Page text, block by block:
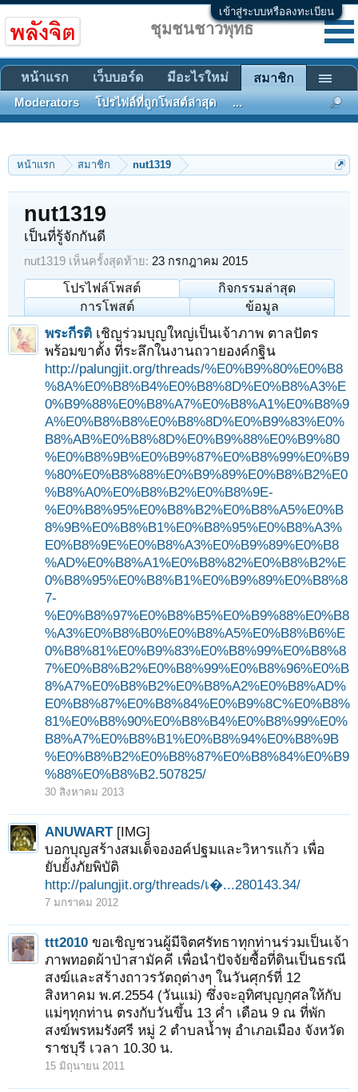
เข้าสู่ระบบหรือลงทะเบียน
หน้าแรก สมาชิก nut1319
nut1319
เป็นที่รู้จักกันดี
nut1319 เห็นครั้งสุดท้าย: 23 กรกฎาคม 2015
โปรไฟล์โพสต์
กิจกรรมล่าสุด
การโพสต์
ข้อมูล
พระกีรติ เชิญร่วมบุญใหญ่เป็นเจ้าภาพ ตาลปัตร
พร้อมขาตั้ง ที่ระลึกในงานถวายองค์กฐิน
http://palungjit.org/threads/%E0%B9%80%E0%B8
%8A%E0%B8%B4%E0%B8%8D%E0%B8%A3%E
0%B9%88%E0%B8%A7%E0%B8%A1%E0%B8%9
A%E0%B8%B8%E0%B8%8D%E0%B9%83%E0%
B8%AB%E0%B8%8D%E0%B9%88%E0%B9%80
%E0%B8%9B%E0%B9%87%E0%B8%99%E0%B9
%80%E0%B8%88%E0%B9%89%E0%B8%B2%E0
%B8%A0%E0%B8%B2%E0%B8%9E-
%E0%B8%95%E0%B8%B2%E0%B8%A5%E0%B
8%9B%E0%B8%B1%E0%B8%95%E0%B8%A3%
E0%B8%9E%E0%B8%A3%E0%B9%89%E0%B8
%AD%E0%B8%A1%E0%B8%82%E0%B8%B2%E
0%B8%95%E0%B8%B1%E0%B9%89%E0%B8%8
7-
%E0%B8%97%E0%B8%B5%E0%B9%88%E0%B8
%A3%E0%B8%B0%E0%B8%A5%E0%B8%B6%E
0%B8%81%E0%B9%83%E0%B8%99%E0%B8%8
7%E0%B8%B2%E0%B8%99%E0%B8%96%E0%B
8%A7%E0%B8%B2%E0%B8%A2%E0%B8%AD%
E0%B8%87%E0%B8%84%E0%B9%8C%E0%B8%
81%E0%B8%90%E0%B8%B4%E0%B8%99%E0%
B8%A7%E0%B8%B1%E0%B8%94%E0%B8%9B
%E0%B8%B2%E0%B8%87%E0%B8%84%E0%B9
%88%E0%B8%B2.507825/
30 สิงหาคม 2013
ANUWART [IMG]
บอกบุญสร้างสมเด็จองอค์ปฐมและวิหารแก้ว เพื่อ
ยับยั้งภัยพิบัติ
http://palungjit.org/threads/เ�...280143.34/
7 มกราคม 2012
ttt2010 ขอเชิญชวนผู้มีจิตศรัทธาทุกท่านร่วมเป็นเจ้า
ภาพทอดผ้าป่าสามัคคี เพื่อนำปัจจัยซื้อที่ดินเป็นธรณี
สงฆ์และสร้างถาวรวัตถุต่างๆ ในวันศุกร์ที่ 12
สิงหาคม พ.ศ.2554 (วันแม่) ซึ่งจะอุทิศบุญกุศลให้กับ
แม่ๆทุกท่าน ตรงกับวันขึ้น 13 ค่ำ เดือน 9 ณ ที่พัก
สงฆ์พรหมรังศรี หมู่ 2 ตำบลน้ำพุ อำเภอเมือง จังหวัด
ราชบุรี เวลา 10.30 น.
15 มิถุนายน 2011
ชุมชนชาวพุทธ
หน้าแรก เว็บบอร์ด มีอะไรใหม่ สมาชิก
Moderators โปรไฟล์ที่ถูกโพสต์ล่าสุด ...